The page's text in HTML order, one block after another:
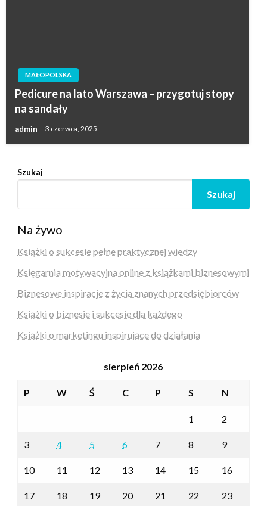
MAŁOPOLSKA
Pedicure na lato Warszawa – przygotuj stopy
na sandały
admin 3 czerwca, 2025
Szukaj
Szukaj
Na żywo
Książki o sukcesie pełne praktycznej wiedzy
Księgarnia motywacyjna online z książkami biznesowymi
Biznesowe inspiracje z życia znanych przedsiębiorców
Książki o biznesie i sukcesie dla każdego
Książki o marketingu inspirujące do działania
sierpień 2026
P W Ś C P S N
1 2
3 4 5 6 7 8 9
10 11 12 13 14 15 16
17 18 19 20 21 22 23